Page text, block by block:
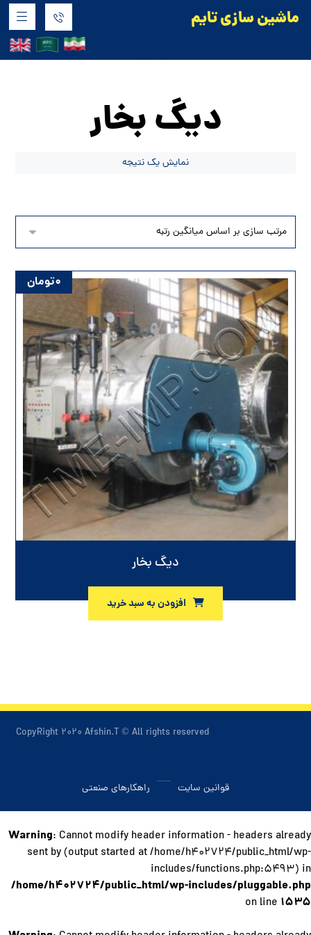
ماشین سازی تایم
سایر دستگاه های خطوط صنایع غذایی
دیگ بخار
دیگ بخار
نمایش یک نتیجه
دیگ بخار
۰تومان
افزودن به سبد خرید
CopyRight ۲۰۲۰ Afshin.T © All rights reserved
قوانین سایت راهکارهای صنعتی
Warning: Cannot modify header information - headers already
sent by (output started at /home/h۴۰۲۷۲۴/public_html/wp-
includes/functions.php:۵۴۹۳) in
/home/h۴۰۲۷۲۴/public_html/wp-includes/pluggable.php
on line ۱۵۳۵